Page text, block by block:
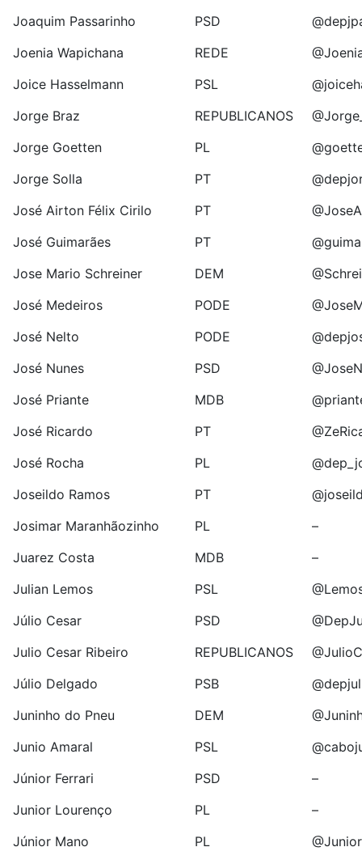
Joaquim Passarinho PSD
Joenia Wapichana
REDE
Joice Hasselmann
PSL
Jorge Braz
REPUBLICANOS
Jorge Goetten
PL
Jorge Solla
PT
José Airton Félix Cirilo
PT
José Guimarães
PT
Jose Mario Schreiner
DEM
José Medeiros
PODE
José Nelto
PODE
José Nunes
PSD
José Priante
MDB
José Ricardo
PT
José Rocha
PL
Joseildo Ramos
PT
Josimar Maranhãozinho
PL
–
Juarez Costa
MDB
–
Julian Lemos
PSL
Júlio Cesar
PSD
Julio Cesar Ribeiro
REPUBLICANOS
Júlio Delgado
PSB
Juninho do Pneu
DEM
Junio Amaral
PSL
Júnior Ferrari
PSD
–
Junior Lourenço
PL
–
Júnior Mano
PL